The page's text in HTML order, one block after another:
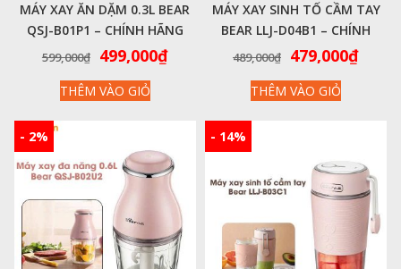
MÁY XAY ĂN DẶM 0.3L BEAR
QSJ-B01P1 – CHÍNH HÃNG
VIỆT NAM
599,000₫
Giá
gốc
là:
499,000₫Giá
499,000₫.
THÊM VÀO GIỎ
MÁY XAY SINH TỐ CẦM TAY
BEAR LLJ-D04B1 – CHÍNH
HÃNG VIỆT NAM
489,000₫
Giá
gốc
là:
479,000₫Giá
THÊM VÀO GIỎ
- 2% - 14%